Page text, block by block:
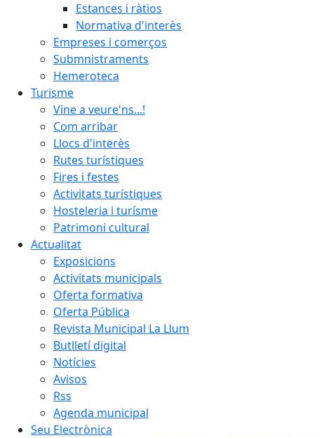
Estances i ràtios
Normativa d'interès
Empreses i comerços
Submnistraments
Hemeroteca
Turisme
Vine a veure'ns...!
Com arribar
Llocs d'interès
Rutes turístiques
Fires i festes
Activitats turístiques
Hosteleria i turísme
Patrimoni cultural
Actualitat
Exposicions
Activitats municipals
Oferta formativa
Oferta Pública
Revista Municipal La Llum
Butlletí digital
Notícies
Avisos
Rss
Agenda municipal
Seu Electrònica